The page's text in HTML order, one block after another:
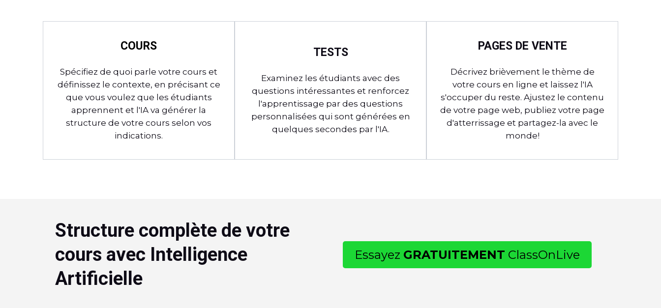
COURS
Spécifiez de quoi parle votre cours et
définissez le contexte, en précisant ce
que vous voulez que les étudiants
apprennent et l'IA va générer la
structure de votre cours selon vos
indications.
TESTS
Examinez les étudiants avec des
questions intéressantes et renforcez
l'apprentissage par des questions
personnalisées qui sont générées en
quelques secondes par l'IA.
PAGES DE VENTE
Décrivez brièvement le thème de
votre cours en ligne et laissez l'IA
s'occuper du reste. Ajustez le contenu
de votre page web, publiez votre page
d'atterrissage et partagez-la avec le
monde!
Structure complète de votre
cours avec Intelligence
Artificielle
Essayez GRATUITEMENT ClassOnLive